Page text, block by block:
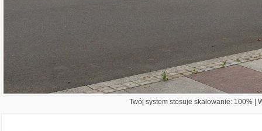
Twój system stosuje skalowanie: 100% |